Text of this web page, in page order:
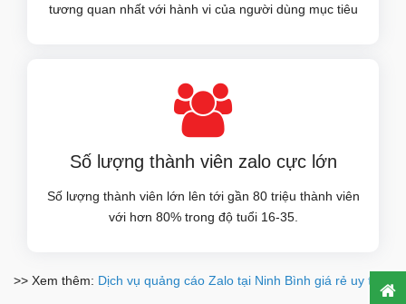
tương quan nhất với hành vi của người dùng mục tiêu
Số lượng thành viên zalo cực lớn
Số lượng thành viên lớn lên tới gần 80 triệu thành viên
với hơn 80% trong độ tuổi 16-35.
>> Xem thêm: Dịch vụ quảng cáo Zalo tại Ninh Bình giá rẻ uy tín